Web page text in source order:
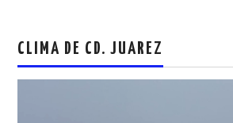
CLIMA DE CD. JUAREZ